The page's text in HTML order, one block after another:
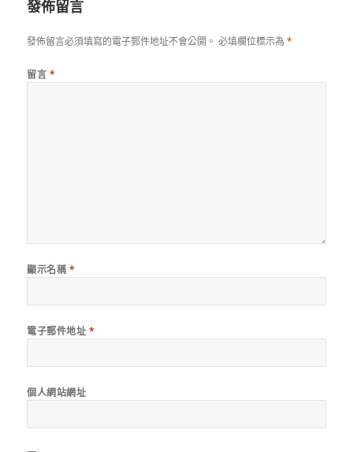
發佈留言
發佈留言必須填寫的電子郵件地址不會公開。 必填欄位標示為*
留言 *
顯示名稱 *
電子郵件地址 *
個人網站網址